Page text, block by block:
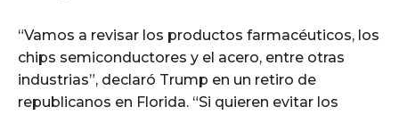
“Vamos a revisar los productos farmacéuticos, los
chips semiconductores y el acero, entre otras
industrias”, declaró Trump en un retiro de
republicanos en Florida. “Si quieren evitar los